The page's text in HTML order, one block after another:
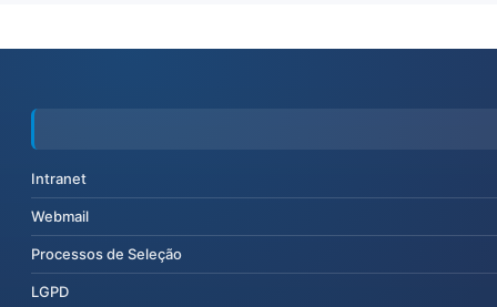
Intranet
Webmail
Processos de Seleção
LGPD